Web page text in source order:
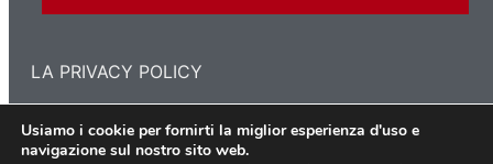
LA PRIVACY POLICY
Usiamo i cookie per fornirti la miglior esperienza d'uso e
navigazione sul nostro sito web.